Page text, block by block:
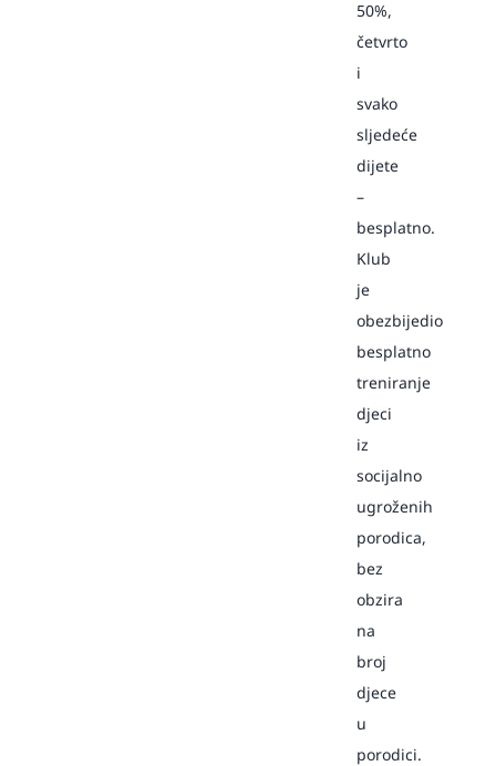
50%,
četvrto
i
svako
sljedeće
dijete
–
besplatno.
Klub
je
obezbijedio
besplatno
treniranje
djeci
iz
socijalno
ugroženih
porodica,
bez
obzira
na
broj
djece
u
porodici.